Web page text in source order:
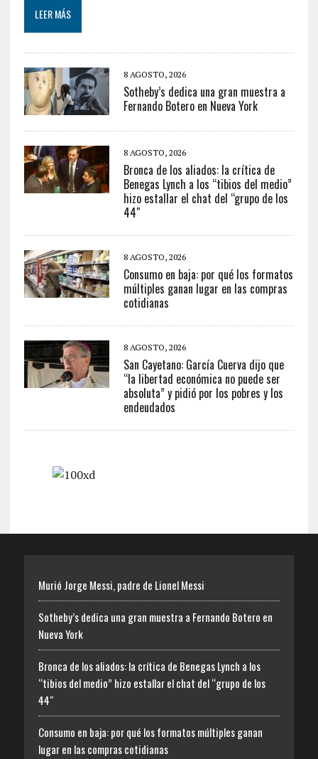
LEER MÁS
8 AGOSTO, 2026
Sotheby’s dedica una gran muestra a
Fernando Botero en Nueva York
8 AGOSTO, 2026
Bronca de los aliados: la crítica de
Benegas Lynch a los “tibios del medio”
hizo estallar el chat del “grupo de los
44″
8 AGOSTO, 2026
Consumo en baja: por qué los formatos
múltiples ganan lugar en las compras
cotidianas
8 AGOSTO, 2026
San Cayetano: García Cuerva dijo que
“la libertad económica no puede ser
absoluta” y pidió por los pobres y los
endeudados
Murió Jorge Messi, padre de Lionel Messi
Sotheby’s dedica una gran muestra a Fernando Botero en
Nueva York
Bronca de los aliados: la crítica de Benegas Lynch a los
“tibios del medio” hizo estallar el chat del “grupo de los
44″
Consumo en baja: por qué los formatos múltiples ganan
lugar en las compras cotidianas